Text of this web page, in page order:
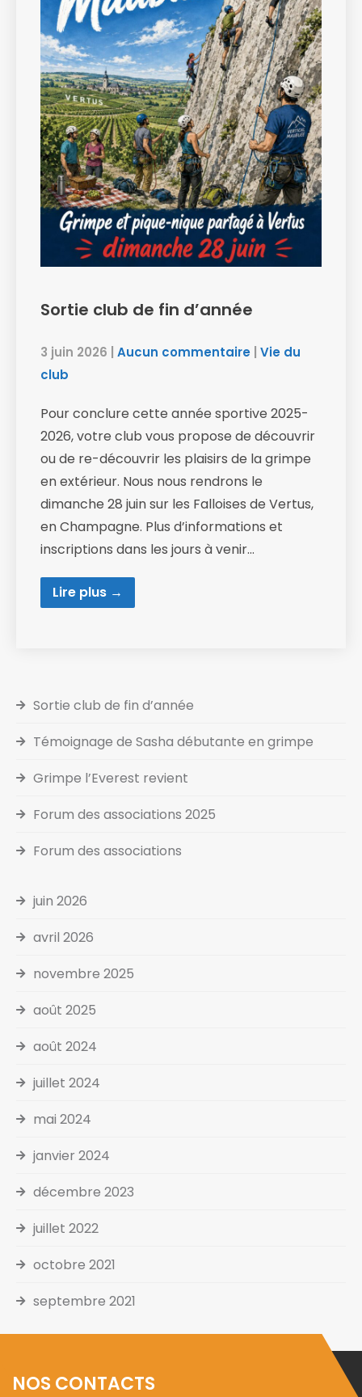
Sortie club de fin d’année
3 juin 2026 | Aucun commentaire | Vie du
club
Pour conclure cette année sportive 2025-
2026, votre club vous propose de découvrir
ou de re-découvrir les plaisirs de la grimpe
en extérieur. Nous nous rendrons le
dimanche 28 juin sur les Falloises de Vertus,
en Champagne. Plus d’informations et
inscriptions dans les jours à venir…
Lire plus →
Sortie club de fin d’année
Témoignage de Sasha débutante en grimpe
Grimpe l’Everest revient
Forum des associations 2025
Forum des associations
juin 2026
avril 2026
novembre 2025
août 2025
août 2024
juillet 2024
mai 2024
janvier 2024
décembre 2023
juillet 2022
octobre 2021
septembre 2021
NOS CONTACTS